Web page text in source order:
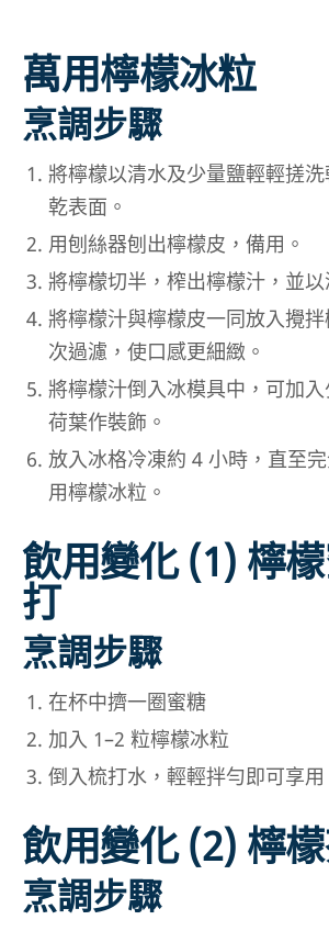
萬用檸檬冰粒
烹調步驟
將檸檬以清水及少量鹽輕輕搓
乾表面。
用刨絲器刨出檸檬皮，備用。
將檸檬切半，榨出檸檬汁，並以
將檸檬汁與檸檬皮一同放入攪
次過濾，使口感更細緻。
將檸檬汁倒入冰模具中，可加
荷葉作裝飾。
放入冰格冷凍約 4 小時，直至
用檸檬冰粒。
飲用變化 (1) 檸
打
烹調步驟
在杯中擠一圈蜜糖
加入 1–2 粒檸檬冰粒
倒入梳打水，輕輕拌勻即可享用
飲用變化 (2) 檸
烹調步驟